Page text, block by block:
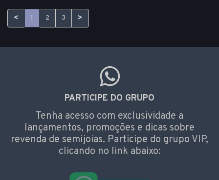
< 1 2 3 >
PARTICIPE DO GRUPO
Tenha acesso com exclusividade a
lançamentos, promoções e dicas sobre
revenda de semijoias. Participe do grupo VIP,
clicando no link abaixo: